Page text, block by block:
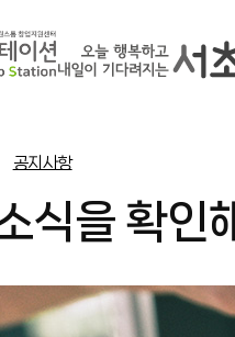
공지사항
식을 확인